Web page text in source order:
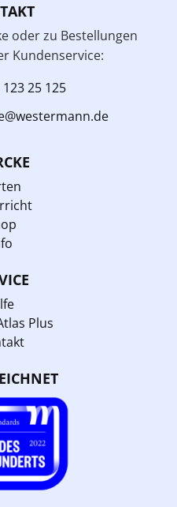
oder zu Bestellungen
Kundenservice:
25 125
Plus